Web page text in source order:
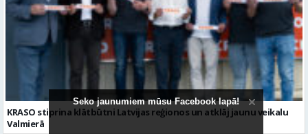
KRASO stiprina klātbūtni Latvijas reģionos un atklāj jaunu veikalu
Valmierā
Redakcija iesaka
Seko jaunumiem mūsu Facebook lapā!